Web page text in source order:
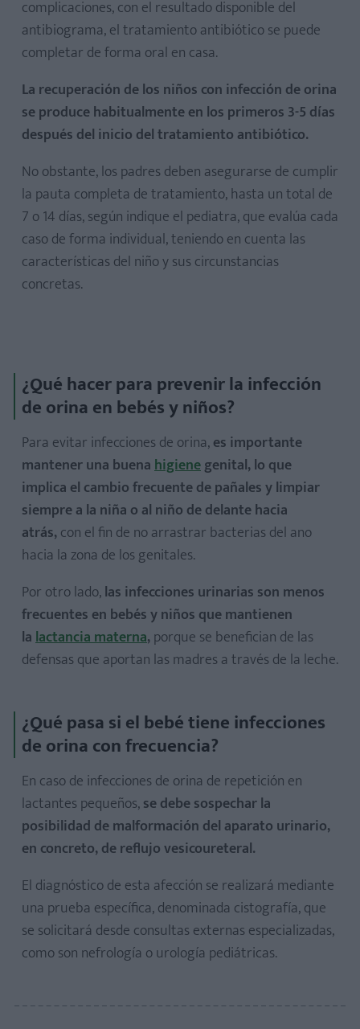
complicaciones, con el resultado disponible del
antibiograma, el tratamiento antibiótico se puede
completar de forma oral en casa.
La recuperación de los niños con infección de orina
se produce habitualmente en los primeros 3-5 días
después del inicio del tratamiento antibiótico.
No obstante, los padres deben asegurarse de cumplir
la pauta completa de tratamiento, hasta un total de
7 o 14 días, según indique el pediatra, que evalúa cada
caso de forma individual, teniendo en cuenta las
características del niño y sus circunstancias
concretas.
¿Qué hacer para prevenir la infección
de orina en bebés y niños?
Para evitar infecciones de orina,es importante
mantener una buenahigienegenital, lo que
implica el cambio frecuente de pañalesy limpiar
siempre a la niña o al niño de delante hacia
atrás,con el fin de no arrastrar bacterias del ano
hacia la zona de los genitales.
Por otro lado,las infecciones urinarias son menos
frecuentes en bebés y niños que mantienen
lalactancia materna,porque se benefician de las
defensas que aportan las madres a través de la leche.
¿Qué pasa si el bebé tiene infecciones
de orina con frecuencia?
En caso de infecciones de orina de repetición en
lactantes pequeños,se debe sospechar la
posibilidad de malformación del aparato urinario,
en concreto, de reflujo vesicoureteral.
El diagnóstico de esta afección se realizará mediante
una prueba específica, denominada cistografía, que
se solicitará desde consultas externas especializadas,
como son nefrología o urología pediátricas.